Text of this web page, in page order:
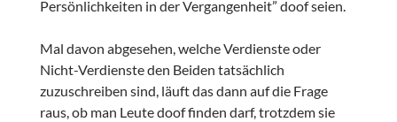
Persönlichkeiten in der Vergangenheit” doof seien.
Mal davon abgesehen, welche Verdienste oder
Nicht-Verdienste den Beiden tatsächlich
zuzuschreiben sind, läuft das dann auf die Frage
raus, ob man Leute doof finden darf, trotzdem sie